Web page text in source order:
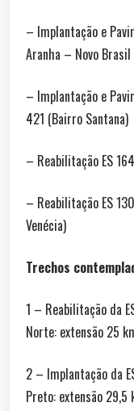
– Implantação e
Aranha – Novo Brasil
– Implantação e
421 (Bairro Santana)
– Reabilitação ES
– Reabilitação ES
Venécia)
Trechos
1 – Reabilitação da
Norte: extensão 25
2 – Implantação da
Preto: extensão